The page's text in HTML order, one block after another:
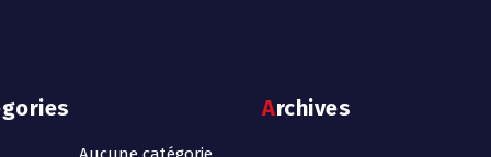
Archives